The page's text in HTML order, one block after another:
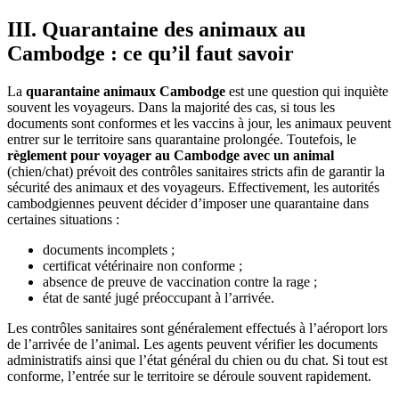
III. Quarantaine des animaux au
Cambodge : ce qu’il faut savoir
La quarantaine animaux Cambodge est une question qui inquiète
souvent les voyageurs. Dans la majorité des cas, si tous les
documents sont conformes et les vaccins à jour, les animaux peuvent
entrer sur le territoire sans quarantaine prolongée. Toutefois, le
règlement pour voyager au Cambodge avec un animal
(chien/chat) prévoit des contrôles sanitaires stricts afin de garantir la
sécurité des animaux et des voyageurs. Effectivement, les autorités
cambodgiennes peuvent décider d’imposer une quarantaine dans
certaines situations :
documents incomplets ;
certificat vétérinaire non conforme ;
absence de preuve de vaccination contre la rage ;
état de santé jugé préoccupant à l’arrivée.
Les contrôles sanitaires sont généralement effectués à l’aéroport lors
de l’arrivée de l’animal. Les agents peuvent vérifier les documents
administratifs ainsi que l’état général du chien ou du chat. Si tout est
conforme, l’entrée sur le territoire se déroule souvent rapidement.